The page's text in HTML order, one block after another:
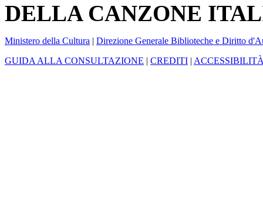
DELLA CANZONE
Ministero della Cultura | Direzione Generale Biblioteche e Diritto
GUIDA ALLA CONSULTAZIONE | CREDITI |